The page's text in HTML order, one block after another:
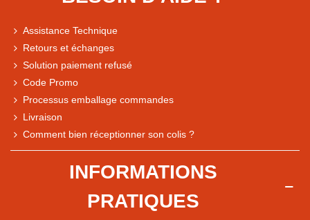
Comparaison des performances du magasin
Express, Chez vous, Point relais, Retrait magasin
Assistance Technique
Retours et échanges
Solution paiement refusé
Code Promo
Processus emballage commandes
Livraison
Comment bien réceptionner son colis ?
INFORMATIONS
PRATIQUES